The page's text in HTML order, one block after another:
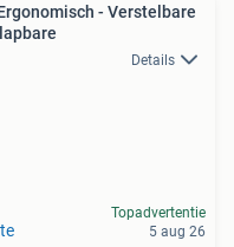
- Verstelbare
Details
Topadvertentie
5 aug 26